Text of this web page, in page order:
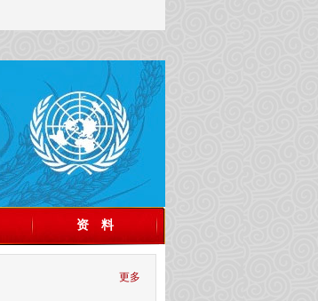
资 料
更多